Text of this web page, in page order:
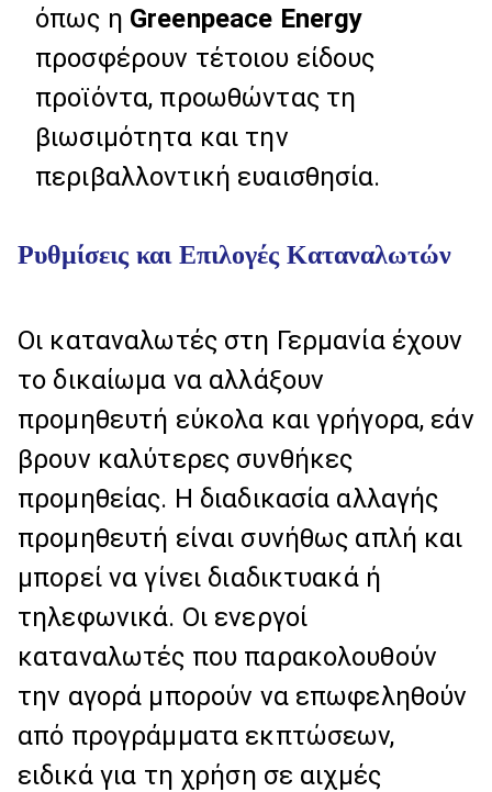
όπως η Greenpeace Energy
προσφέρουν τέτοιου είδους
προϊόντα, προωθώντας τη
βιωσιμότητα και την
περιβαλλοντική ευαισθησία.
Ρυθμίσεις και Επιλογές Καταναλωτών
Οι καταναλωτές στη Γερμανία έχουν
το δικαίωμα να αλλάξουν
προμηθευτή εύκολα και γρήγορα, εάν
βρουν καλύτερες συνθήκες
προμηθείας. Η διαδικασία αλλαγής
προμηθευτή είναι συνήθως απλή και
μπορεί να γίνει διαδικτυακά ή
τηλεφωνικά. Οι ενεργοί
καταναλωτές που παρακολουθούν
την αγορά μπορούν να επωφεληθούν
από προγράμματα εκπτώσεων,
ειδικά για τη χρήση σε αιχμές